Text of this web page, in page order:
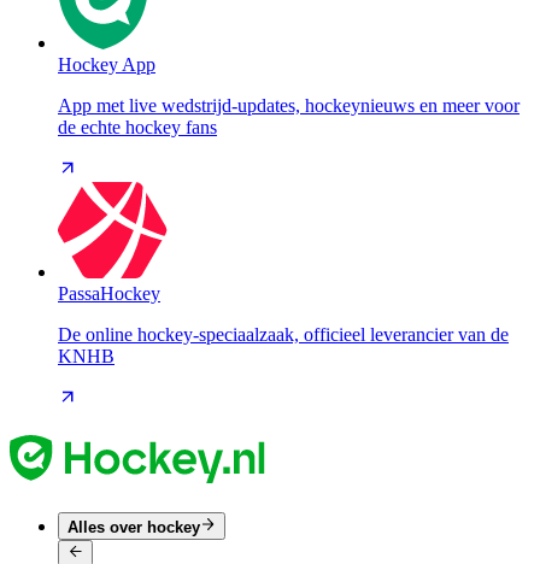
Hockey App
App met live wedstrijd-updates, hockeynieuws en meer voor
de echte hockey fans
PassaHockey
De online hockey-speciaalzaak, officieel leverancier van de
KNHB
Alles over hockey